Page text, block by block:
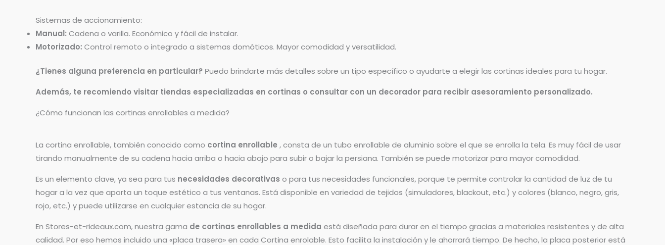
Sistemas de accionamiento:
Manual: Cadena o varilla. Económico y fácil de instalar.
Motorizado: Control remoto o integrado a sistemas domóticos. Mayor comodidad y versatilidad.
¿Tienes alguna preferencia en particular? Puedo brindarte más detalles sobre un tipo específico o ayudarte a elegir las cortinas ideales para tu hogar.
Además, te recomiendo visitar tiendas especializadas en cortinas o consultar con un decorador para recibir asesoramiento personalizado.
¿Cómo funcionan las cortinas enrollables a medida?
La cortina enrollable, también conocido como cortina enrollable , consta de un tubo enrollable de aluminio sobre el que se enrolla la tela. Es muy fácil de usar
tirando manualmente de su cadena hacia arriba o hacia abajo para subir o bajar la persiana. También se puede motorizar para mayor comodidad.
Es un elemento clave, ya sea para tus necesidades decorativas o para tus necesidades funcionales, porque te permite controlar la cantidad de luz de tu
hogar a la vez que aporta un toque estético a tus ventanas. Está disponible en variedad de tejidos (simuladores, blackout, etc.) y colores (blanco, negro, gris,
rojo, etc.) y puede utilizarse en cualquier estancia de su hogar.
En Stores-et-rideaux.com, nuestra gama de cortinas enrollables a medida está diseñada para durar en el tiempo gracias a materiales resistentes y de alta
calidad. Por eso hemos incluido una «placa trasera» en cada Cortina enrolable. Esto facilita la instalación y le ahorrará tiempo. De hecho, la placa posterior está